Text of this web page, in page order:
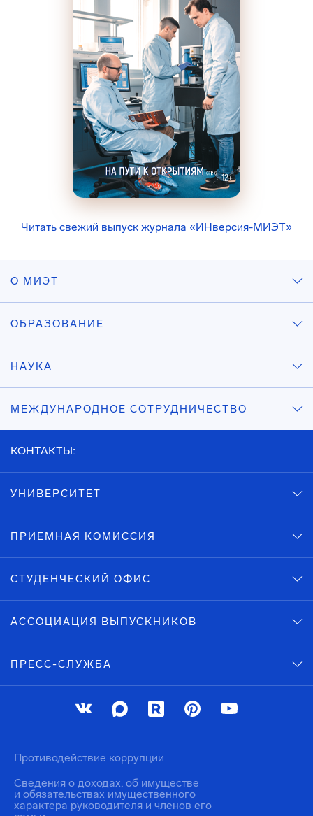
Читать свежий выпуск журнала «ИНверсия-МИЭТ»
О МИЭТ
ОБРАЗОВАНИЕ
НАУКА
МЕЖДУНАРОДНОЕ СОТРУДНИЧЕСТВО
КОНТАКТЫ:
УНИВЕРСИТЕТ
ПРИЕМНАЯ КОМИССИЯ
СТУДЕНЧЕСКИЙ ОФИС
АССОЦИАЦИЯ ВЫПУСКНИКОВ
ПРЕСС-СЛУЖБА
Противодействие коррупции
Сведения о доходах, об имуществе
и обязательствах имущественного
характера руководителя и членов его